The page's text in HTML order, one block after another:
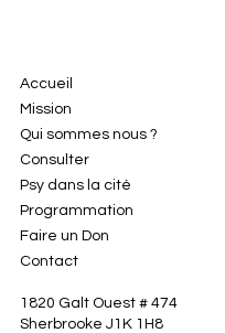
Accueil
Mission
Qui sommes nous ?
Consulter
Psy dans la cité
Programmation
Faire un Don
Contact
1820 Galt Ouest # 474
Sherbrooke J1K 1H8